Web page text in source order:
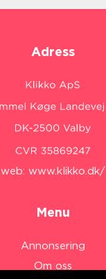
Adress
web: www.klikko.dk/
Menu
Annonsering
Om oss